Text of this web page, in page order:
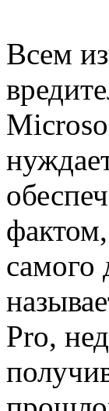
Всем
самого
Pro,